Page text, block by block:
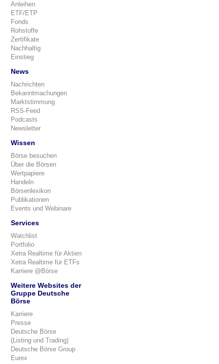
Anleihen
ETF/ETP
Fonds
Rohstoffe
Zertifikate
Nachhaltig
Einstieg
News
Nachrichten
Bekanntmachungen
Marktstimmung
RSS-Feed
Podcasts
Newsletter
Wissen
Börse besuchen
Über die Börsen
Wertpapiere
Handeln
Börsenlexikon
Publikationen
Events und Webinare
Services
Watchlist
Portfolio
Xetra Realtime für Aktien
Xetra Realtime für ETFs
Karriere @Börse
Weitere Websites der
Gruppe Deutsche
Börse
Karriere
Presse
Deutsche Börse
(Listing und Trading)
Deutsche Börse Group
Eurex